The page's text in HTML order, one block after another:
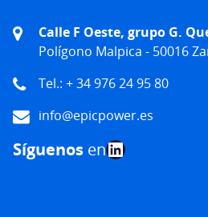
Calle F Oeste, grupo G.
Polígono Malpica - 50016
Tel.: + 34 976 24 95 80
info@epicpower.es
Síguenos enLinkedIn